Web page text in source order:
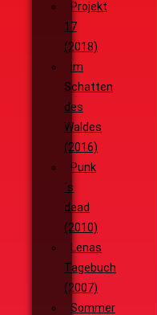
Projekt
17
(2018)
Im
Schatten
des
Waldes
(2016)
Punk
´s
dead
(2010)
Lenas
Tagebuch
(2007)
Sommer